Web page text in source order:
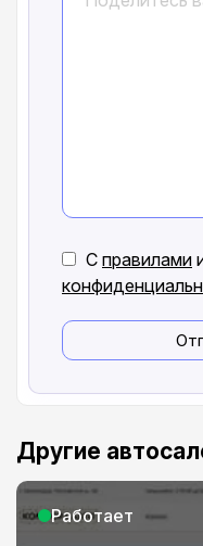
С правилами
Другие
Работает